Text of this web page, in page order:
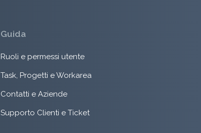
Guida
Ruoli e permessi utente
Task, Progetti e Workarea
Contatti e Aziende
Supporto Clienti e Ticket